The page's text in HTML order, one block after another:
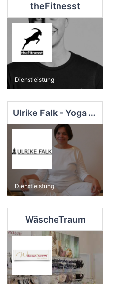
theFitnesst
Dienstleistung
Ulrike Falk - Yoga in Hilden
Dienstleistung
WäscheTraum